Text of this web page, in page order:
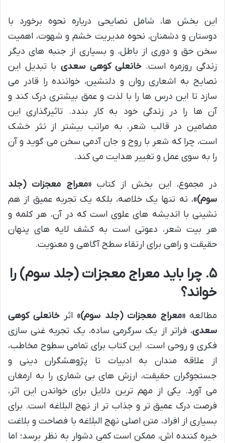
این بخش ها، شامل نصایحی درباره نحوه برخورد با
دوستان و دشمنان، نحوه مدیریت خشم و شهوت، اهمیت
سخن حق و دوری از باطل، و بسیاری از جنبه های دیگر
زندگی روزمره است.خانعلی کوهی سعدی با تبدیل این
نصایح به اشعاری روان و دلنشین، خواننده را قادر می
سازد تا این درس ها را با لذت و عمق بیشتری درک کند و
آن ها را در زندگی خود به کار بندد. تاثیرگذاری این
مضامین در قالب شعر، به مراتب بیشتر از نثر خشک
است، چرا که شعر با روح و جان آدمی سخن می گوید و آن
را به سوی عمل و تغییر هدایت می کند.
در مجموع، این بخش از کتاب«معراج معجزات (جلد
سوم)»، نه تنها یک خلاصه، بلکه یک تجربه عمیق از هم
نشینی با اندیشه های علوی است که در آن، هر کلمه و
هر بیت شعر، دعوتی است به کشف لایه های پنهان
حقیقت و راهی برای ارتقاء سطح آگاهی و معنویت.
۵. چرا باید معراج معجزات (جلد سوم) را
خواند؟
مطالعه«معراج معجزات (جلد سوم)» اثرخانعلی کوهی
سعدی، فراتر از یک سرگرمی ساده، یک تجربه غنی سازی
فکری و روحی است. این کتاب برای تمامی سطوح مخاطب،
از علاقه مندان به ادبیات تا پژوهشگران دینی و
جستجوگران حقیقت، ارزش های بی شماری را به ارمغان
می آورد. یکی از مهم ترین دلایل برای خواندن این اثر،
فرصت درک عمیق تر و جذاب تر از نهج البلاغه است. برای
بسیاری از افراد، متن اصلی نهج البلاغه با فصاحت و بلاغت
خیره کننده اش، ممکن است کمی دشوار به نظر برسد؛ اما